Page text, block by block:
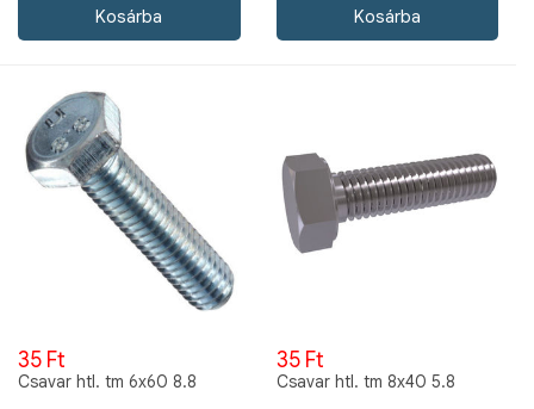
35 Ft
Csavar htl. tm 6x60 8.8
35 Ft
Csavar htl. tm 8x40 5.8